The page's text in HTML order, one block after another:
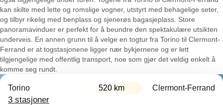
kan skilte med lette og romslige vogner, utstyrt med behagelige seter,
og tilbyr rikelig med benplass og sjenerøs bagasjeplass. Store
panoramavinduer er perfekt for å beundre den spektakulære utsikten
underveis. En annen grunn til å velge en togtur fra Torino til Clermont-
Ferrand er at togstasjonene ligger nær bykjernene og er lett
tilgjengelige med offentlig transport, noe som gjør det veldig enkelt å
komme seg rundt.
Torino 520 km Clermont-Ferrand
3 stasjoner